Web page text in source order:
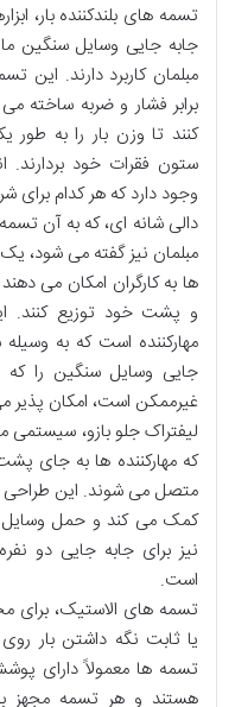
تسمه های بلندکننده بار،
جابه جایی وسایل سنگین
مبلمان کاربرد دارند. این
برابر فشاروضربه ساخته
کنند تا وزن باررا به طور
ستون فقرات خود بردارند.
وجود دارد که هر کدام
دالی شانه ای، که به آن
مبلمان نیز گفته می شود،
هابهکارگران امکان می
و پشت خود توزیع کنند.
مهارکننده است که به وسیله
جایی وسایل سنگین را
غیرممکن است، امکان پذیر
لیفتراک جلو بازو، سیستمی
کهمهارکننده هابه جای
متصل می شوند. این طراحی
کمک می کند و حمل
نیز برای جابه جایی دو نفره
است.
تسمه های الاستیک، برای
یاثابت نگه داشتن بار
تسمه ها معمولاً دارای
هستند و هر تسمه مجهز